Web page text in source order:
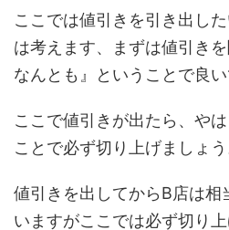
ここでは値引きを引き出し
は考えます、まずは値引き
なんとも』ということで良い
ここで値引きが出たら、や
ことで必ず切り上げましょう
値引きを出してからB店は相
いますがここでは必ず切り上